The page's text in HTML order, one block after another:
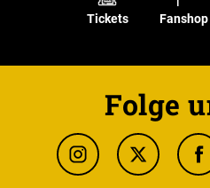
Tickets Fanshop
Folge